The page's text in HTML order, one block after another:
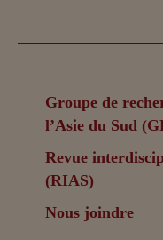
Groupe de
l’Asie du Sud
Revue
(RIAS)
Nous joindre